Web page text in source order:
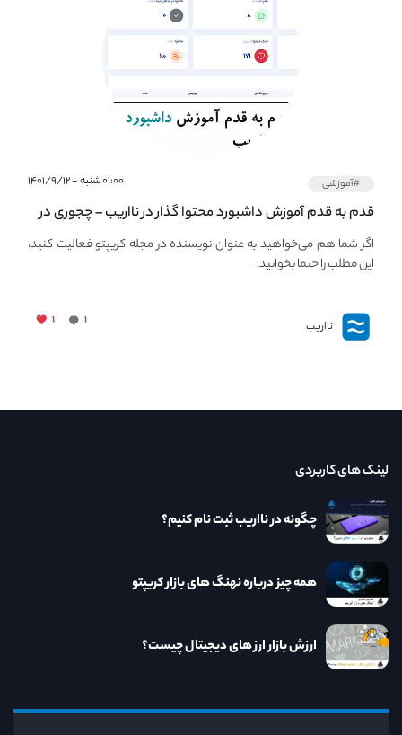
#آموزشی ۰۱:۰۰ شنبه - ۱۴۰۱/۹/۱۲
قدم به قدم آموزش داشبورد محتوا گذار در نااریب – چجوری در
نااریب محتوا بگذاریم؟
اگر شما هم می‌خواهید به عنوان نویسنده در مجله کریپتو فعالیت کنید،
این مطلب را حتما بخوانید.
نااریب ۱ ۱
لینک های کاربردی
چگونه در نااریب ثبت نام کنیم؟
همه چیز درباره نهنگ های بازار کریپتو
ارزش بازار ارز های دیجیتال چیست؟